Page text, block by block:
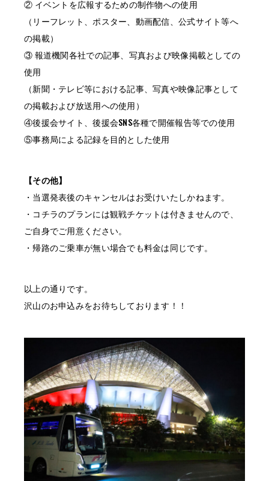
② イベントを広報するための制作物への使用
（リーフレット、ポスター、動画配信、公式サイト等へ
の掲載）
③ 報道機関各社での記事、写真および映像掲載としての
使用
（新聞・テレビ等における記事、写真や映像記事として
の掲載および放送用への使用）
④後援会サイト、後援会SNS各種で開催報告等での使用
⑤事務局による記録を目的とした使用
【その他】
・当選発表後のキャンセルはお受けいたしかねます。
・コチラのプランには観戦チケットは付きませんので、
ご自身でご用意ください。
・帰路のご乗車が無い場合でも料金は同じです。
以上の通りです。
沢山のお申込みをお待ちしております！！